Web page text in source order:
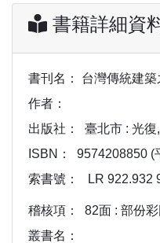
書籍詳細資
書刊名：
台灣傳統建築
作者：
出版社：
臺北市 : 光
ISBN：
9574208850 (
索書號：
LR 922.932
稽核項：
82面 : 部份
叢書名：